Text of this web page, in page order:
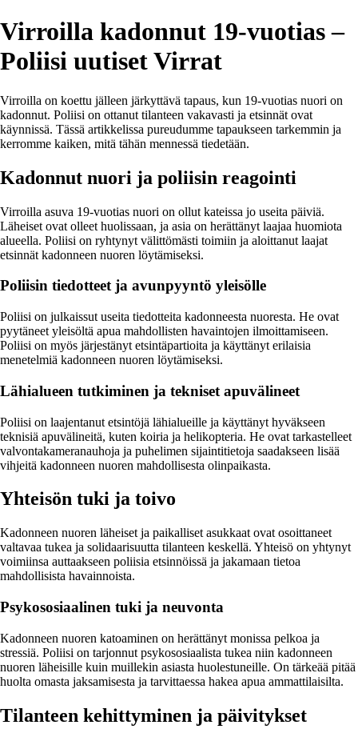
Virroilla kadonnut 19-vuotias –
Poliisi uutiset Virrat
Virroilla on koettu jälleen järkyttävä tapaus, kun 19-vuotias nuori on
kadonnut. Poliisi on ottanut tilanteen vakavasti ja etsinnät ovat
käynnissä. Tässä artikkelissa pureudumme tapaukseen tarkemmin ja
kerromme kaiken, mitä tähän mennessä tiedetään.
Kadonnut nuori ja poliisin reagointi
Virroilla asuva 19-vuotias nuori on ollut kateissa jo useita päiviä.
Läheiset ovat olleet huolissaan, ja asia on herättänyt laajaa huomiota
alueella. Poliisi on ryhtynyt välittömästi toimiin ja aloittanut laajat
etsinnät kadonneen nuoren löytämiseksi.
Poliisin tiedotteet ja avunpyyntö yleisölle
Poliisi on julkaissut useita tiedotteita kadonneesta nuoresta. He ovat
pyytäneet yleisöltä apua mahdollisten havaintojen ilmoittamiseen.
Poliisi on myös järjestänyt etsintäpartioita ja käyttänyt erilaisia
menetelmiä kadonneen nuoren löytämiseksi.
Lähialueen tutkiminen ja tekniset apuvälineet
Poliisi on laajentanut etsintöjä lähialueille ja käyttänyt hyväkseen
teknisiä apuvälineitä, kuten koiria ja helikopteria. He ovat tarkastelleet
valvontakameranauhoja ja puhelimen sijaintitietoja saadakseen lisää
vihjeitä kadonneen nuoren mahdollisesta olinpaikasta.
Yhteisön tuki ja toivo
Kadonneen nuoren läheiset ja paikalliset asukkaat ovat osoittaneet
valtavaa tukea ja solidaarisuutta tilanteen keskellä. Yhteisö on yhtynyt
voimiinsa auttaakseen poliisia etsinnöissä ja jakamaan tietoa
mahdollisista havainnoista.
Psykososiaalinen tuki ja neuvonta
Kadonneen nuoren katoaminen on herättänyt monissa pelkoa ja
stressiä. Poliisi on tarjonnut psykososiaalista tukea niin kadonneen
nuoren läheisille kuin muillekin asiasta huolestuneille. On tärkeää pitää
huolta omasta jaksamisesta ja tarvittaessa hakea apua ammattilaisilta.
Tilanteen kehittyminen ja päivitykset